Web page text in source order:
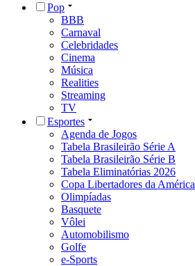
Pop
BBB
Carnaval
Celebridades
Cinema
Música
Realities
Streaming
TV
Esportes
Agenda de Jogos
Tabela Brasileirão Série A
Tabela Brasileirão Série B
Tabela Eliminatórias 2026
Copa Libertadores da América
Olimpíadas
Basquete
Vôlei
Automobilismo
Golfe
e-Sports